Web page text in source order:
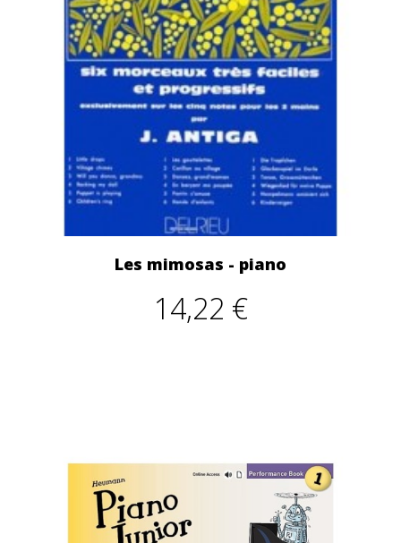
Les mimosas - piano
14,22 €